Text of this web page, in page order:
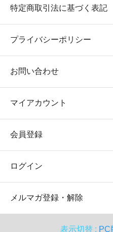
特定商取引法に基づく表記
プライバシーポリシー
お問い合わせ
マイアカウント
会員登録
ログイン
メルマガ登録・解除
表示切替 : PC